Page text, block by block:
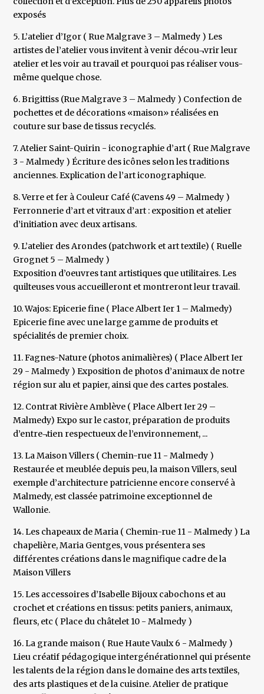
exposés
5. L’atelier d’Igor ( Rue Malgrave 3 – Malmedy ) Les
artistes de l’atelier vous invitent à venir décou¬vrir leur
atelier et les voir au travail et pourquoi pas réaliser vous-
même quelque chose.
6. Brigittiss (Rue Malgrave 3 – Malmedy ) Confection de
pochettes et de décorations «maison» réalisées en
couture sur base de tissus recyclés.
7. Atelier Saint-Quirin - iconographie d’art ( Rue Malgrave
3 - Malmedy ) Écriture des icônes selon les traditions
anciennes. Explication de l’art iconographique.
8. Verre et fer à Couleur Café (Cavens 49 – Malmedy )
Ferronnerie d’art et vitraux d’art : exposition et atelier
d’initiation avec deux artisans.
9. L’atelier des Arondes (patchwork et art textile) ( Ruelle
Grognet 5 – Malmedy )
Exposition d’oeuvres tant artistiques que utilitaires. Les
quilteuses vous accueilleront et montreront leur travail.
10. Wajos: Epicerie fine ( Place Albert Ier 1 – Malmedy)
Epicerie fine avec une large gamme de produits et
spécialités de premier choix.
11. Fagnes-Nature (photos animalières) ( Place Albert Ier
29 - Malmedy ) Exposition de photos d’animaux de notre
région sur alu et papier, ainsi que des cartes postales.
12. Contrat Rivière Amblève ( Place Albert Ier 29 –
Malmedy) Expo sur le castor, préparation de produits
d’entre¬tien respectueux de l’environnement, ...
13. La Maison Villers ( Chemin-rue 11 - Malmedy )
Restaurée et meublée depuis peu, la maison Villers, seul
exemple d’architecture patricienne encore conservé à
Malmedy, est classée patrimoine exceptionnel de
Wallonie.
14. Les chapeaux de Maria ( Chemin-rue 11 - Malmedy ) La
chapelière, Maria Gentges, vous présentera ses
différentes créations dans le magnifique cadre de la
Maison Villers
15. Les accessoires d’Isabelle Bijoux cabochons et au
crochet et créations en tissus: petits paniers, animaux,
fleurs, etc ( Place du châtelet 10 - Malmedy )
16. La grande maison ( Rue Haute Vaulx 6 - Malmedy )
Lieu créatif pédagogique intergénérationnel qui présente
les talents de la région dans le domaine des arts textiles,
des arts plastiques et de la cuisine. Atelier de pratique